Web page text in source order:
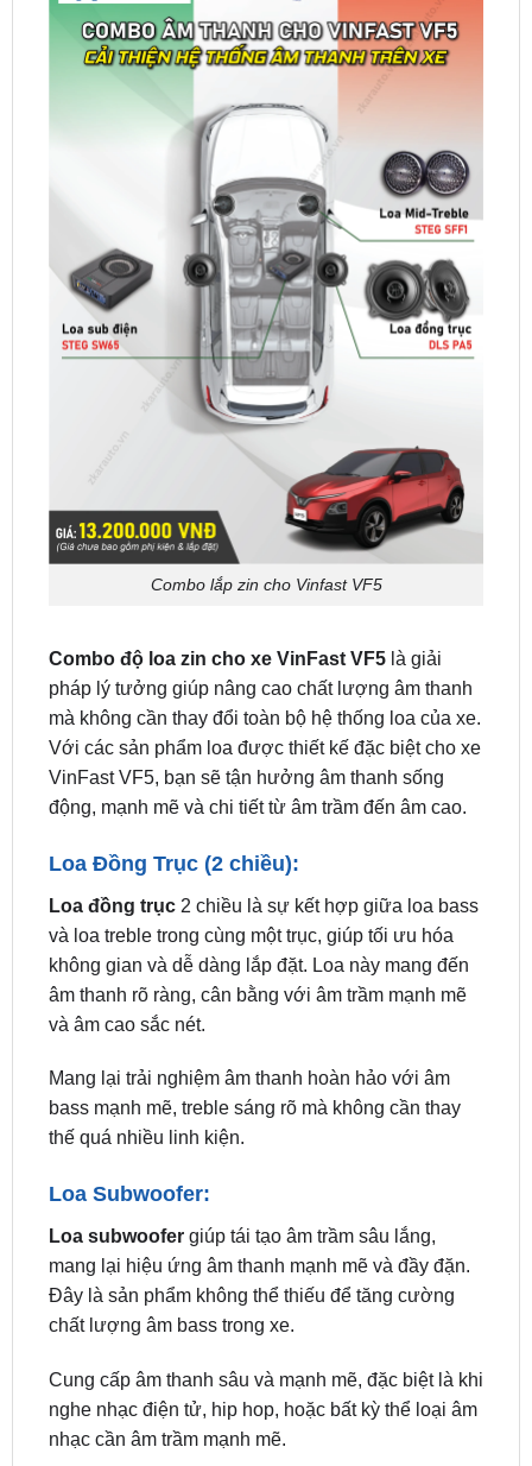
Combo lắp zin cho Vinfast VF5
Combo độ loa zin cho xe VinFast VF5
mà không cần thay đổi toàn bộ hệ thống loa của xe.
Với các sản phẩm loa được thiết kế đặc biệt cho xe
VinFast VF5, bạn sẽ tận hưởng âm thanh sống
động, mạnh mẽ và chi tiết từ âm trầm đến âm cao.
Loa Đồng Trục (2 chiều):
và loa treble trong cùng một trục, giúp tối ưu hóa
không gian và dễ dàng lắp đặt. Loa này mang đến
âm thanh rõ ràng, cân bằng với âm trầm mạnh mẽ
và âm cao sắc nét.
Mang lại trải nghiệm âm thanh hoàn hảo với âm
thế quá nhiều linh kiện.
Loa Subwoofer:
mang lại hiệu ứng âm thanh mạnh mẽ và đầy đặn.
Đây là sản phẩm không thể thiếu để tăng cường
chất lượng âm bass trong xe.
Cung cấp âm thanh sâu và mạnh mẽ, đặc biệt là khi
nhạc cần âm trầm mạnh mẽ.
Loa Treble: